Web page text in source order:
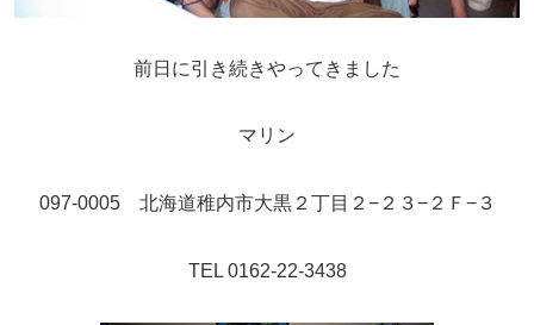
前日に引き続きやってきました
マリン
097-0005 北海道稚内市大黒２丁目２−２３−２Ｆ−３
TEL 0162-22-3438